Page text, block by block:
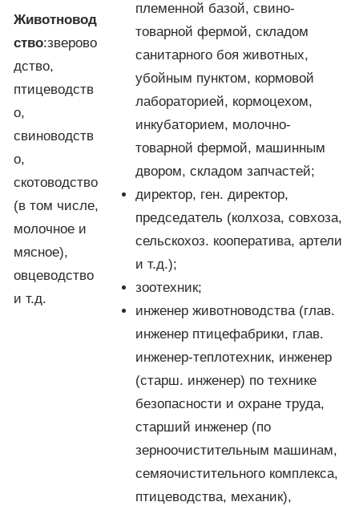
Животновод
ство:зверово
дство,
птицеводств
о,
свиноводств
о,
скотоводство
(в том числе,
молочное и
мясное),
овцеводство
и т.д.
племенной базой, свино-
товарной фермой, складом
санитарного боя животных,
убойным пунктом, кормовой
лабораторией, кормоцехом,
инкубаторием, молочно-
товарной фермой, машинным
двором, складом запчастей;
директор, ген. директор,
председатель (колхоза, совхоза,
сельскохоз. кооператива, артели
и т.д.);
зоотехник;
инженер животноводства (глав.
инженер птицефабрики, глав.
инженер-теплотехник, инженер
(старш. инженер) по технике
безопасности и охране труда,
старший инженер (по
зерноочистительным машинам,
семяочистительного комплекса,
птицеводства, механик),